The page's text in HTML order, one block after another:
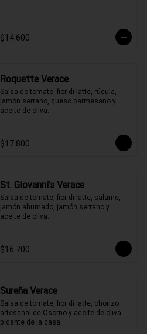
$14.600
Roquette Verace
Salsa de tomate, fior di latte, rúcula,
jamón serrano, queso parmesano y
aceite de oliva.
$17.800
St. Giovanni's Verace
Salsa de tomate, fior di latte, salame,
jamón ahumado, jamón serrano y
aceite de oliva.
$16.700
Sureña Verace
Salsa de tomate, fior di latte, chorizo
artesanal de Osorno y aceite de oliva
picante de la casa.